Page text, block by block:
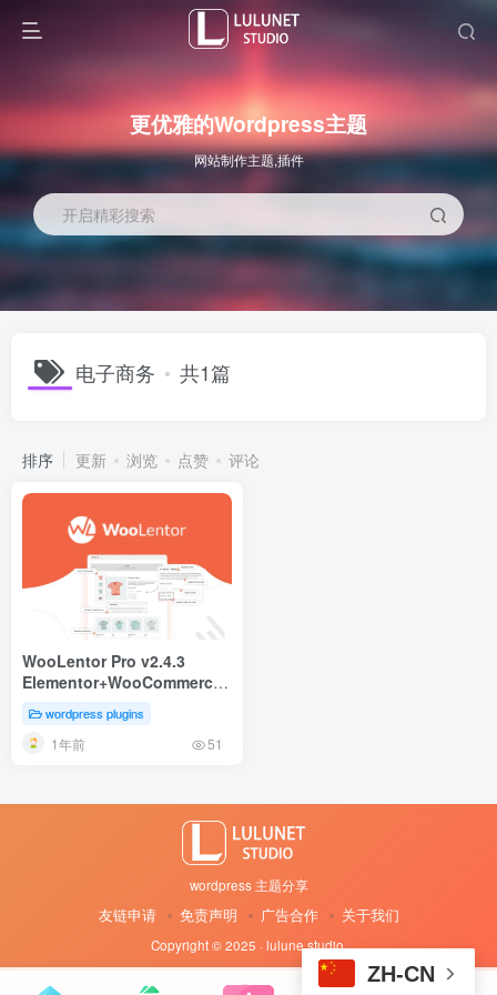
更优雅的Wordpress主题
网站制作主题,插件
开启精彩搜索
电子商务 共1篇
排序 更新 浏览 点赞 评论
WooLentor Pro v2.4.3
Elementor+WooCommerce
扩展插件 集成所有电子商务功
能 wordpress plugins
1年前 51
wordpress 主题分享
友链申请 免责声明 广告合作 关于我们
Copyright © 2025 · lulune studio·
ZH-CN